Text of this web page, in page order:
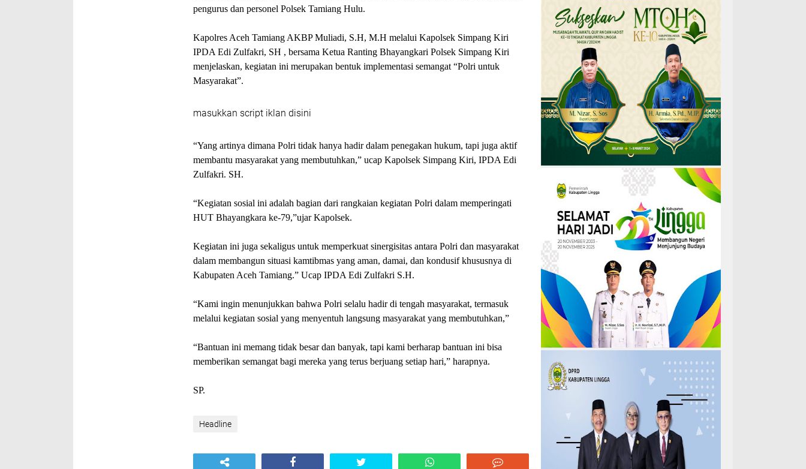
pengurus dan personel Polsek Tamiang Hulu.
Kapolres Aceh Tamiang AKBP Muliadi, S.H, M.H melalui Kapolsek Simpang Kiri
IPDA Edi Zulfakri, SH , bersama Ketua Ranting Bhayangkari Polsek Simpang Kiri
menjelaskan, kegiatan ini merupakan bentuk implementasi semangat “Polri untuk
Masyarakat”.
masukkan script iklan disini
“Yang artinya dimana Polri tidak hanya hadir dalam penegakan hukum, tapi juga aktif
membantu masyarakat yang membutuhkan,” ucap Kapolsek Simpang Kiri, IPDA Edi
Zulfakri. SH.
“Kegiatan sosial ini adalah bagian dari rangkaian kegiatan Polri dalam memperingati
HUT Bhayangkara ke-79,”ujar Kapolsek.
Kegiatan ini juga sekaligus untuk memperkuat sinergisitas antara Polri dan masyarakat
dalam membangun situasi kamtibmas yang aman, damai, dan kondusif khususnya di
Kabupaten Aceh Tamiang.” Ucap IPDA Edi Zulfakri S.H.
“Kami ingin menunjukkan bahwa Polri selalu hadir di tengah masyarakat, termasuk
melalui kegiatan sosial yang menyentuh langsung masyarakat yang membutuhkan,”
“Bantuan ini memang tidak besar dan banyak, tapi kami berharap bantuan ini bisa
memberikan semangat bagi mereka yang terus berjuang setiap hari,” harapnya.
SP.
Headline